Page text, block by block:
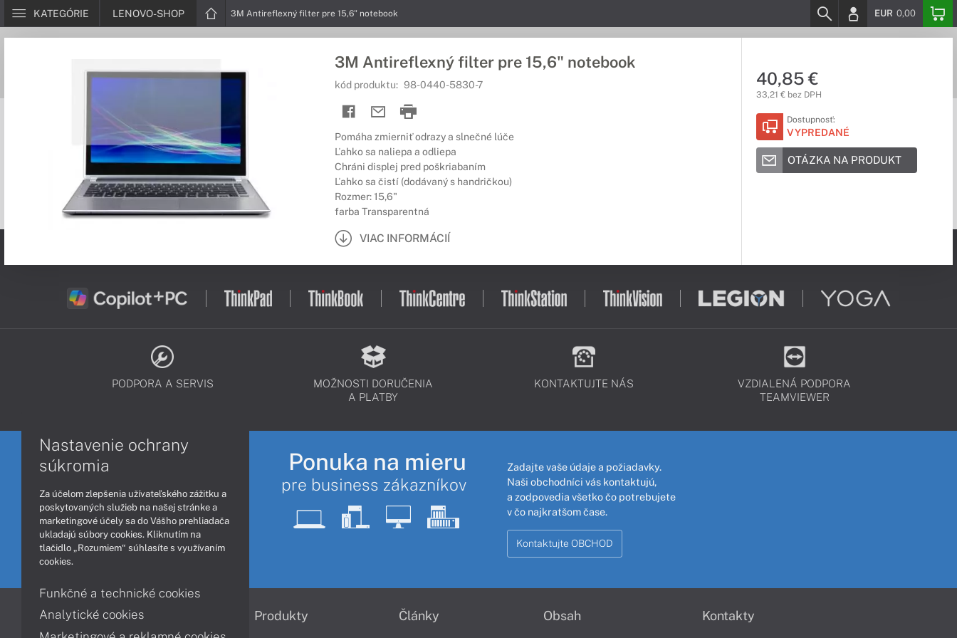
KATEGÓRIE LENOVO-SHOP 3M Antireflexný filter pre 15,6" notebook EUR 0,00
3M Antireflexný filter pre 15,6" notebook
kód produktu: 98-0440-5830-7
Pomáha zmierniť odrazy a slnečné lúče
Ľahko sa naliepa a odliepa
Chráni displej pred poškriabaním
Ľahko sa čistí (dodávaný s handričkou)
Rozmer: 15,6"
farba Transparentná
VIAC INFORMÁCIÍ
40,85 €
33,21 € bez DPH
Dostupnosť:
VYPREDANÉ
OTÁZKA NA PRODUKT
PODPORA A SERVIS
MOŽNOSTI DORUČENIA
A PLATBY
KONTAKTUJTE NÁS
VZDIALENÁ PODPORA
TEAMVIEWER
Ponuka na mieru
pre business zákazníkov
Zadajte vaše údaje a požiadavky.
Naši obchodníci vás kontaktujú,
a zodpovedia všetko čo potrebujete
v čo najkratšom čase.
Kontaktujte OBCHOD
Informácie Produkty Články Obsah Kontakty
Nastavenie ochrany
súkromia
Za účelom zlepšenia užívateľského zážitku a
poskytovaných služieb na našej stránke a
marketingové účely sa do Vášho prehliadača
ukladajú súbory cookies. Kliknutím na
tlačidlo „Rozumiem“ súhlasíte s využívaním
cookies.
Funkčné a technické cookies
Analytické cookies